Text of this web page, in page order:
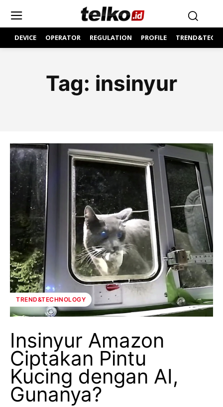
DEVICE OPERATOR REGULATION PROFILE
Tag: insinyur
TREND&TECHNOLOGY
Insinyur Amazon
Ciptakan Pintu
Kucing dengan AI,
Gunanya?